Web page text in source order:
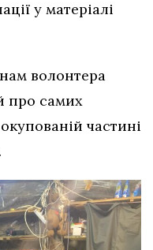
у матеріалі
волонтера
про самих
частині